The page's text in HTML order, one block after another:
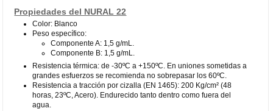
Propiedades del NURAL 22
Color: Blanco
Peso específico:
Componente A: 1,5 g/mL.
Componente B: 1,5 g/mL.
Resistencia térmica: de -30ºC a +150ºC. En uniones sometidas a
grandes esfuerzos se recomienda no sobrepasar los 60ºC.
Resistencia a tracción por cizalla (EN 1465): 200 Kg/cm² (48
horas, 23ºC, Acero). Endurecido tanto dentro como fuera del
agua.